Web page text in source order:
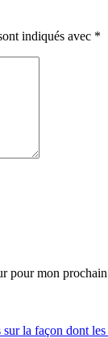
indiqués avec *
pour mon
la façon dont